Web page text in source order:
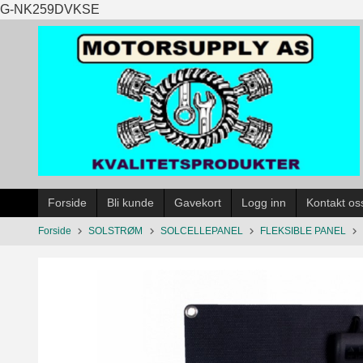
G-NK259DVKSE
til
innholdet
Forside Bli kunde Gavekort Logg inn Kontakt
Forside SOLSTRØM SOLCELLEPANEL FLEKSIBLE PANEL